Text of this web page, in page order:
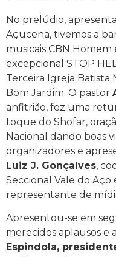
No prelúdio,
Açucena, tivemos a
musicais CBN Homem
excepcional STOP
Terceira Igreja Batista
Bom Jardim. O pastor
anfitrião, fez uma
toque do Shofar,
Nacional dando boas
organizadores e
Luiz J. Gonçalves,
Seccional Vale do Aço
representante de
Apresentou-se em
merecidos aplausos e
Espindola,